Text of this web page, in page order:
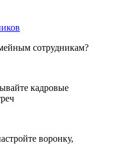
сотрудникам?
кадровые
воронку,